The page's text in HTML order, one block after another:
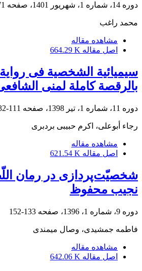
دوره 14، شماره 1، شهریور 1401، صفحه
محمد راغب
مشاهده مقاله
اصل مقاله 664.29 K
سیمیائیة الشخصیة فی
بالرقصة کاملة لمنى
دوره 11، شماره 1، تیر 1398، صفحه 111-132
رجاء أبوعلی، اکرم حبیبی بردبری
مشاهده مقاله
اصل مقاله 621.54 K
شخصیّت‌پردازی در رمان
نجیب محفوظ
دوره 9، شماره 1، 1396، صفحه 133-152
فاطمه جمشیدی، وصال میمندی
مشاهده مقاله
اصل مقاله 642.06 K